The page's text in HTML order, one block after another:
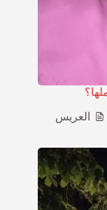
العريس